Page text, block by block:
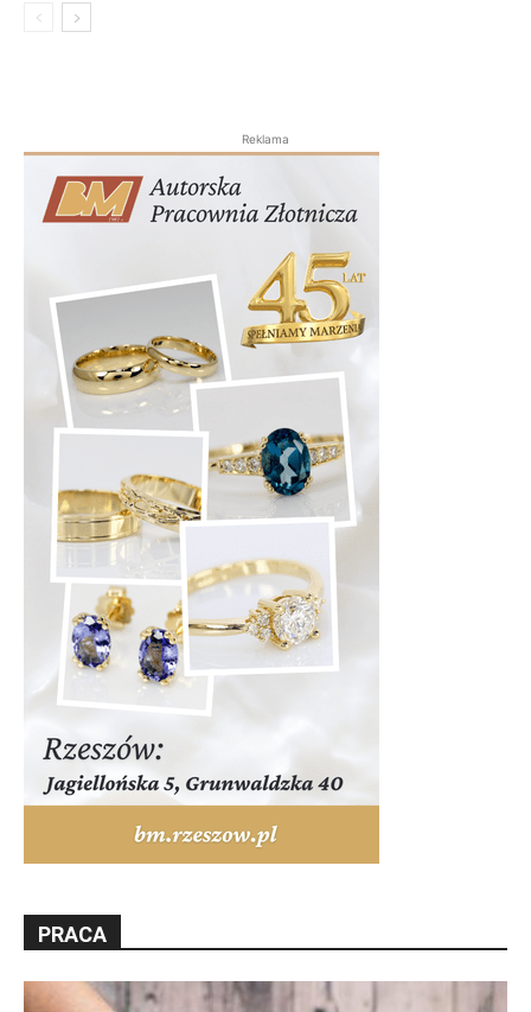
Reklama
PRACA